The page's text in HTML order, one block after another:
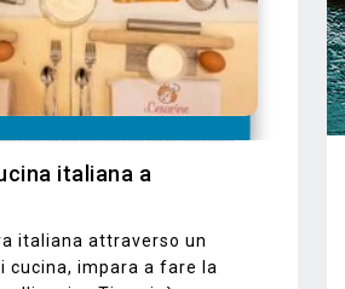
e delle Cappelle